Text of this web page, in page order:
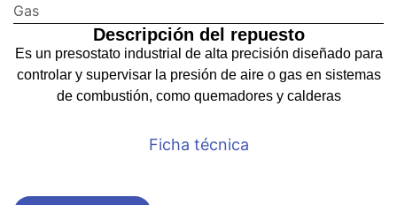
Gas
Descripción del repuesto
Es un presostato industrial de alta precisión diseñado para
controlar y supervisar la presión de aire o gas en sistemas
de combustión, como quemadores y calderas
Ficha técnica